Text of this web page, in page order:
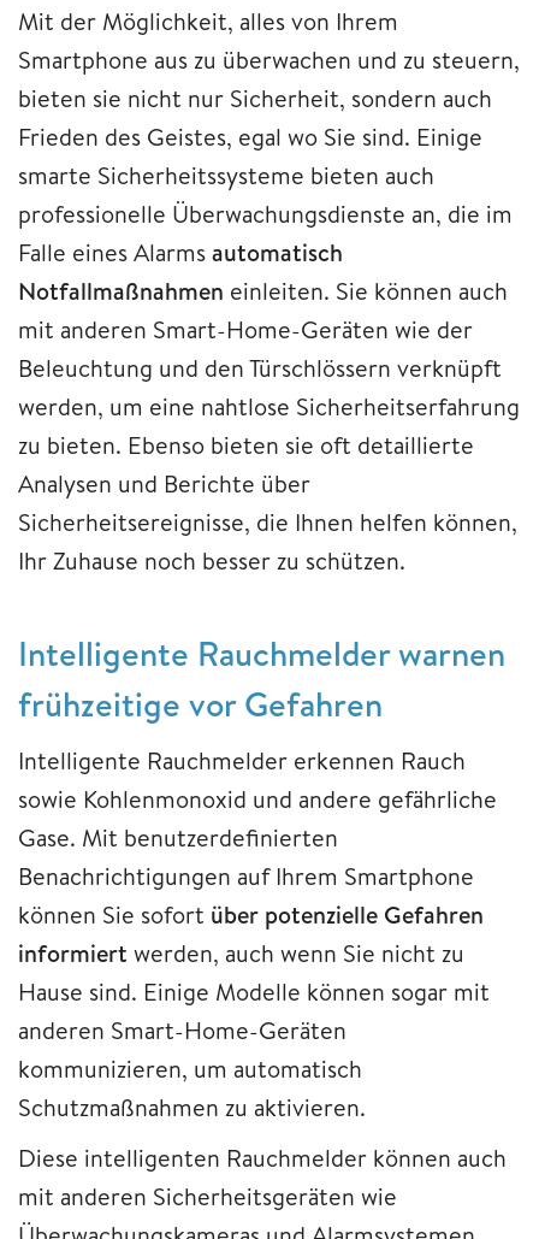
Mit der Möglichkeit, alles von Ihrem
Smartphone aus zu überwachen und zu steuern,
bieten sie nicht nur Sicherheit, sondern auch
Frieden des Geistes, egal wo Sie sind. Einige
smarte Sicherheitssysteme bieten auch
professionelle Überwachungsdienste an, die im
Falle eines Alarmsautomatisch
Notfallmaßnahmen einleiten. Sie können auch
mit anderen Smart-Home-Geräten wie der
Beleuchtung und den Türschlössern verknüpft
werden, um eine nahtlose Sicherheitserfahrung
zu bieten. Ebenso bieten sie oft detaillierte
Analysen und Berichte über
Sicherheitsereignisse, die Ihnen helfen können,
Ihr Zuhause noch besser zu schützen.
Intelligente Rauchmelder warnen
frühzeitige vor Gefahren
Intelligente Rauchmelder erkennen Rauch
sowie Kohlenmonoxid und andere gefährliche
Gase. Mit benutzerdefinierten
Benachrichtigungen auf Ihrem Smartphone
können Sie sofort über potenzielle Gefahren
informiert werden, auch wenn Sie nicht zu
Hause sind. Einige Modelle können sogar mit
anderen Smart-Home-Geräten
kommunizieren, um automatisch
Schutzmaßnahmen zu aktivieren.
Diese intelligenten Rauchmelder können auch
mit anderen Sicherheitsgeräten wie